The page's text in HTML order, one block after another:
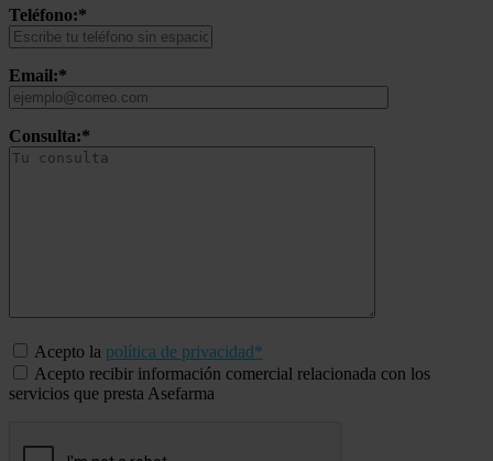
Teléfono:*
Email:*
Consulta:*
Acepto la política de privacidad*
Acepto recibir información comercial relacionada con los
servicios que presta Asefarma